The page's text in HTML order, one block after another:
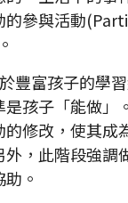
的參與活動
富孩子的學
孩子「能做
修改，使其成
，此階段強
。